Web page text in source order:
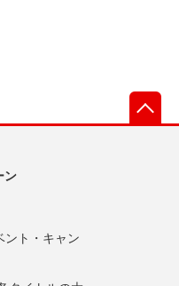
ン
ント・キャン